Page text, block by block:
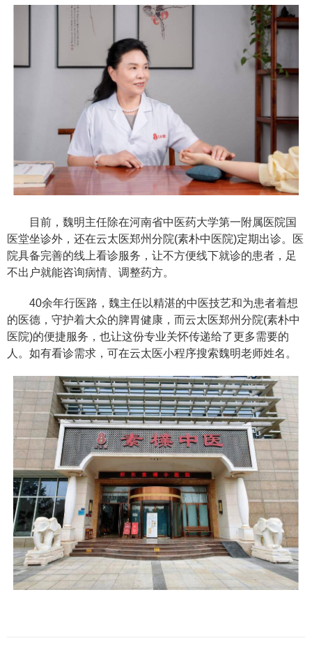
目前，魏明主任除在河南省中医药大学第一附属医院国
医堂坐诊外，还在云太医郑州分院(素朴中医院)定期出诊。医
院具备完善的线上看诊服务，让不方便线下就诊的患者，足
不出户就能咨询病情、调整药方。
40余年行医路，魏主任以精湛的中医技艺和为患者着想
的医德，守护着大众的脾胃健康，而云太医郑州分院(素朴中
医院)的便捷服务，也让这份专业关怀传递给了更多需要的
人。如有看诊需求，可在云太医小程序搜索魏明老师姓名。